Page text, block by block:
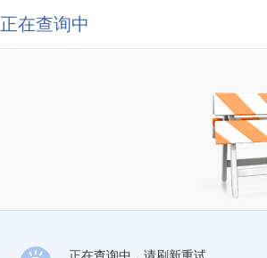
正在查询中